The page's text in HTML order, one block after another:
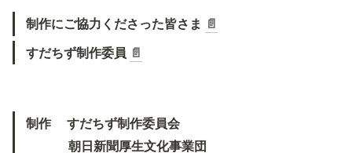
制作にご協力くださった皆さま 📄
すだちず制作委員 📄
制作　 すだちず制作委員会
朝日新聞厚生文化事業団